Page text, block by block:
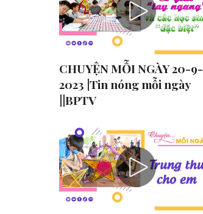
CHUYỆN MỖI NGÀY 20-9-
2023 |Tin nóng mỗi ngày
||BPTV